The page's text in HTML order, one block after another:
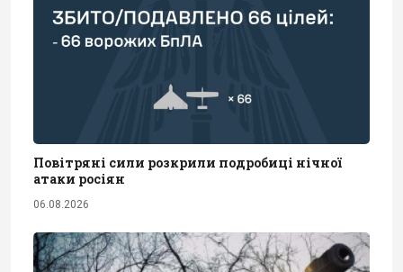
Повітряні сили розкрили подробиці нічної
атаки росіян
06.08.2026